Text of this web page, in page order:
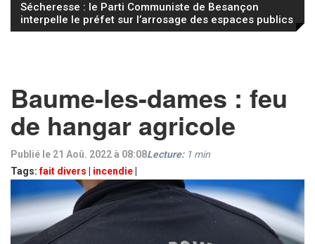
Sécheresse : le Parti Communiste de Besançon
interpelle le préfet sur l’arrosage des espaces publics
Baume-les-dames : feu
de hangar agricole
Publié le 21 Aoû. 2022 à 08:08
Tags: fait divers incendie
Lecture: 1 min